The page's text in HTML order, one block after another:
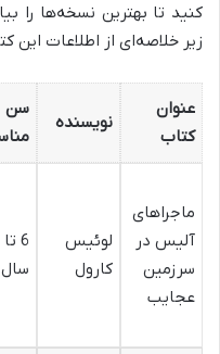
کنید تا بهترین نسخه‌ها را
زیر خلاصه‌ای از اطلاعات این
عنوان
کتاب
نویسنده
سن
ماجراهای
آلیس در
سرزمین
عجایب
لوئیس
کارول
سال